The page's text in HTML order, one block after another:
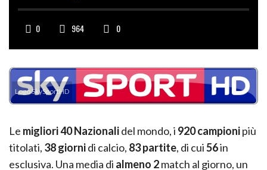
0 964 0
Logo SkySportHD
Le migliori 40 Nazionalidel mondo, i 920campionipiù
titolati, 38 giornidi calcio, 83 partite, di cui56in
esclusiva. Una media di almeno 2match al giorno, un